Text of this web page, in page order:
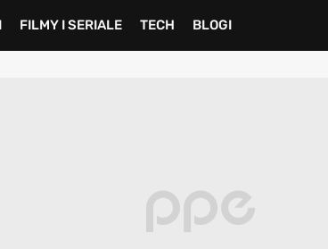
FILMY I SERIALE TECH BLOGI